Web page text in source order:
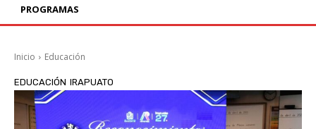
PROGRAMAS
Inicio Educación
EDUCACIÓN IRAPUATO